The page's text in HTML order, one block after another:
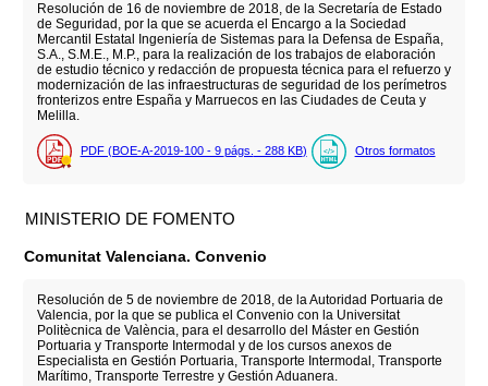
Resolución de 16 de noviembre de 2018, de la Secretaría de Estado
de Seguridad, por la que se acuerda el Encargo a la Sociedad
Mercantil Estatal Ingeniería de Sistemas para la Defensa de España,
S.A., S.M.E., M.P., para la realización de los trabajos de elaboración
de estudio técnico y redacción de propuesta técnica para el refuerzo y
modernización de las infraestructuras de seguridad de los perímetros
fronterizos entre España y Marruecos en las Ciudades de Ceuta y
Melilla.
PDF (BOE-A-2019-100 - 9 págs. - 288 KB) Otros formatos
MINISTERIO DE FOMENTO
Comunitat Valenciana. Convenio
Resolución de 5 de noviembre de 2018, de la Autoridad Portuaria de
Valencia, por la que se publica el Convenio con la Universitat
Politècnica de València, para el desarrollo del Máster en Gestión
Portuaria y Transporte Intermodal y de los cursos anexos de
Especialista en Gestión Portuaria, Transporte Intermodal, Transporte
Marítimo, Transporte Terrestre y Gestión Aduanera.